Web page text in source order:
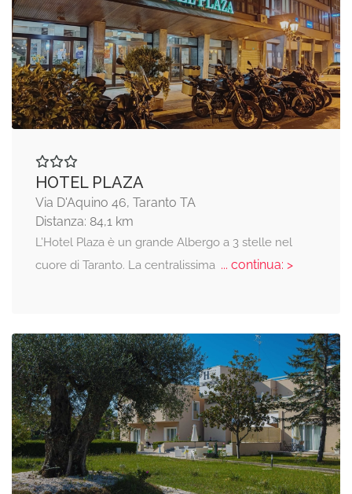
HOTEL PLAZA
Via D'Aquino 46, Taranto TA
Distanza: 84,1 km
L’Hotel Plaza è un grande Albergo a 3 stelle nel
cuore di Taranto. La centralissima... continua: >